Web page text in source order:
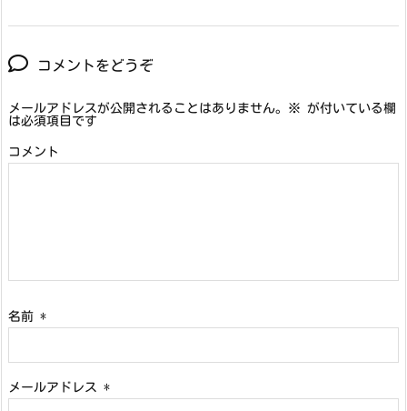
コメントをどうぞ
メールアドレスが公開されることはありません。 ※ が付いている欄
は必須項目です
コメント
名前 *
メールアドレス *